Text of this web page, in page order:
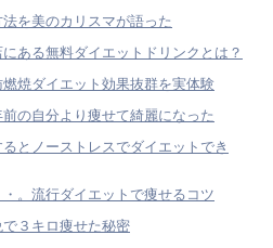
を美のカリスマが語った
ある無料ダイエットドリンクとは？
焼ダイエット効果抜群を実体験
の自分より痩せて綺麗になった
とノーストレスでダイエットでき
。流行ダイエットで痩せるコツ
３キロ痩せた秘密